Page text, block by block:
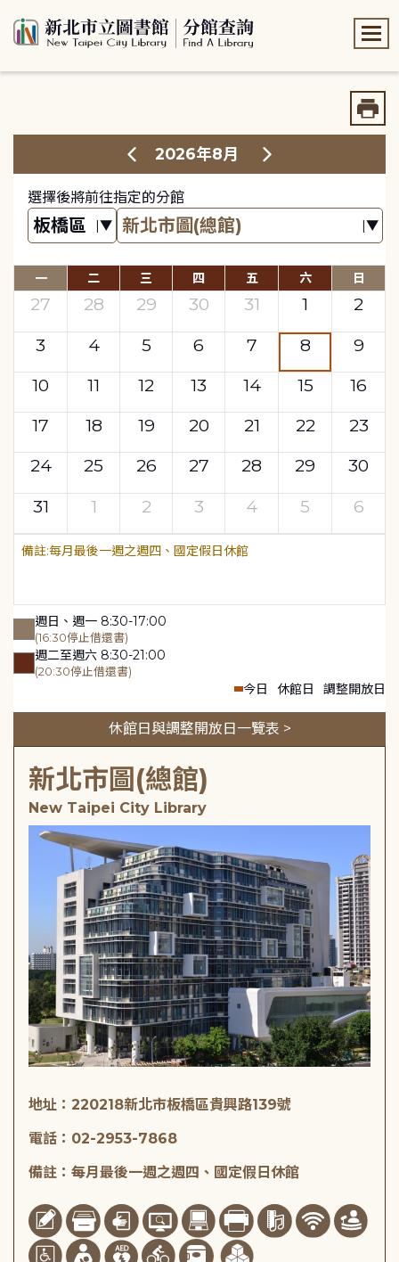
2026年8月
選擇後將前往指定的分館
一 二 三 四 五 六 日
27 28 29 30 31 1
2
3
4 5 6 7 8
9
10
11 12 13 14 15
16
17
18 19 20 21 22
23
24
25 26 27 28 29
30
31
1 2 3 4 5 6
每月最後一週之週四、國定假日休館
週日、週一 8:30-17:00
(16:30停止借還書)
週二至週六 8:30-21:00
(20:30停止借還書)
今日 休館日 調整開放日
休館日與調整開放日一覽表 >
新北市圖(總館)
New Taipei City Library
地址：220218新北市板橋區貴興路139號
電話：02-2953-7868
備註：每月最後一週之週四、國定假日休館